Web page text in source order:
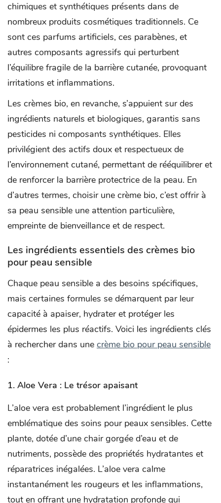
chimiques et synthétiques présents dans de
nombreux produits cosmétiques traditionnels. Ce
sont ces parfums artificiels, ces parabènes, et
autres composants agressifs qui perturbent
l’équilibre fragile de la barrière cutanée, provoquant
irritations et inflammations.
Les crèmes bio, en revanche, s’appuient sur des
ingrédients naturels et biologiques, garantis sans
pesticides ni composants synthétiques. Elles
privilégient des actifs doux et respectueux de
l’environnement cutané, permettant de rééquilibrer et
de renforcer la barrière protectrice de la peau. En
d’autres termes, choisir une crème bio, c’est offrir à
sa peau sensible une attention particulière,
empreinte de bienveillance et de respect.
Les ingrédients essentiels des crèmes bio
pour peau sensible
Chaque peau sensible a des besoins spécifiques,
mais certaines formules se démarquent par leur
capacité à apaiser, hydrater et protéger les
épidermes les plus réactifs. Voici les ingrédients clés
à rechercher dans une crème bio pour peau sensible
:
1. Aloe Vera : Le trésor apaisant
L’aloe vera est probablement l’ingrédient le plus
emblématique des soins pour peaux sensibles. Cette
plante, dotée d’une chair gorgée d’eau et de
nutriments, possède des propriétés hydratantes et
réparatrices inégalées. L’aloe vera calme
instantanément les rougeurs et les inflammations,
tout en offrant une hydratation profonde qui